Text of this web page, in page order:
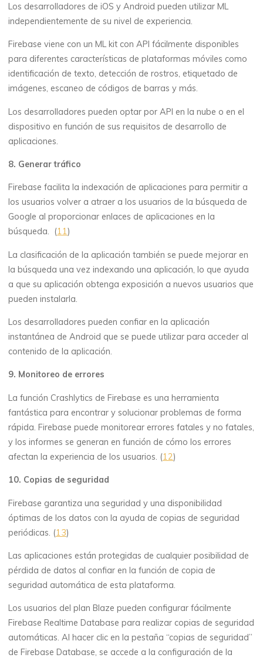
Los desarrolladores de iOS y Android pueden utilizar ML
independientemente de su nivel de experiencia.
Firebase viene con un ML kit con API fácilmente disponibles
para diferentes características de plataformas móviles como
identificación de texto, detección de rostros, etiquetado de
imágenes, escaneo de códigos de barras y más.
Los desarrolladores pueden optar por API en la nube o en el
dispositivo en función de sus requisitos de desarrollo de
aplicaciones.
8. Generar tráfico
Firebase facilita la indexación de aplicaciones para permitir a
los usuarios volver a atraer a los usuarios de la búsqueda de
Google al proporcionar enlaces de aplicaciones en la
búsqueda. (11)
La clasificación de la aplicación también se puede mejorar en
la búsqueda una vez indexando una aplicación, lo que ayuda
a que su aplicación obtenga exposición a nuevos usuarios que
pueden instalarla.
Los desarrolladores pueden confiar en la aplicación
instantánea de Android que se puede utilizar para acceder al
contenido de la aplicación.
9. Monitoreo de errores
La función Crashlytics de Firebase es una herramienta
fantástica para encontrar y solucionar problemas de forma
rápida. Firebase puede monitorear errores fatales y no fatales,
y los informes se generan en función de cómo los errores
afectan la experiencia de los usuarios. (12)
10. Copias de seguridad
Firebase garantiza una seguridad y una disponibilidad
óptimas de los datos con la ayuda de copias de seguridad
periódicas. (13)
Las aplicaciones están protegidas de cualquier posibilidad de
pérdida de datos al confiar en la función de copia de
seguridad automática de esta plataforma.
Los usuarios del plan Blaze pueden configurar fácilmente
Firebase Realtime Database para realizar copias de seguridad
automáticas. Al hacer clic en la pestaña “copias de seguridad”
de Firebase Database, se accede a la configuración de la